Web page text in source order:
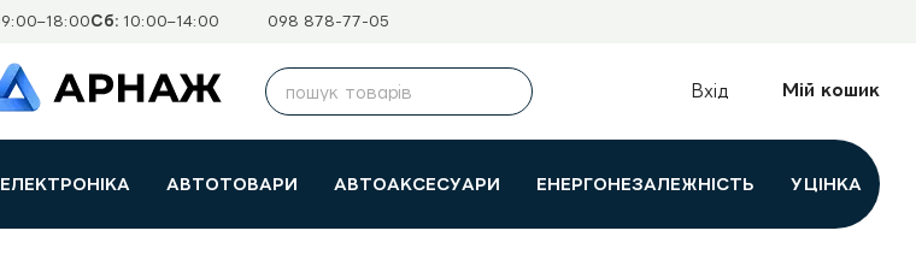
Сб: 10:00–14:00 098 878-77-05
Вхід Мій кошик
АВТОТОВАРИ АВТОАКСЕСУАРИ ЕНЕРГОНЕЗАЛЕЖНІСТЬ УЦІНКА